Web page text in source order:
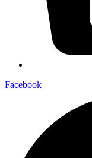
Facebook